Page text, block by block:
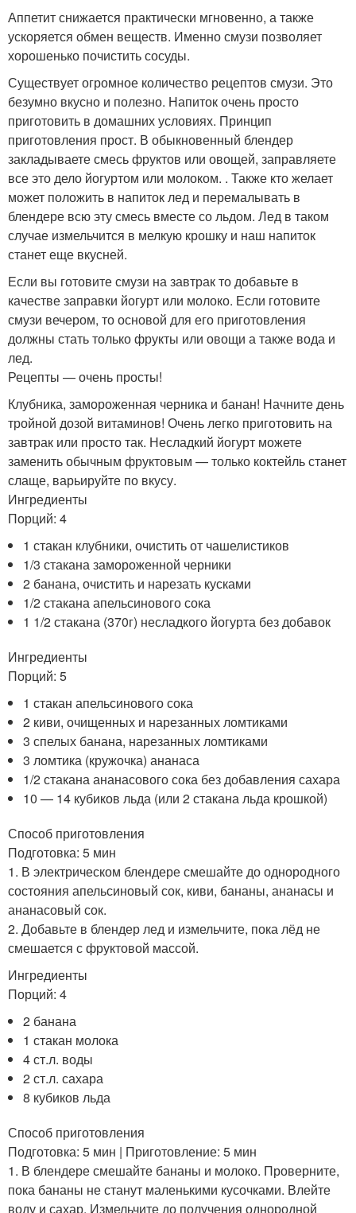
Аппетит снижается практически мгновенно, а также
ускоряется обмен веществ. Именно смузи позволяет
хорошенько почистить сосуды.
Существует огромное количество рецептов смузи. Это
безумно вкусно и полезно. Напиток очень просто
приготовить в домашних условиях. Принцип
приготовления прост. В обыкновенный блендер
закладываете смесь фруктов или овощей, заправляете
все это дело йогуртом или молоком. . Также кто желает
может положить в напиток лед и перемалывать в
блендере всю эту смесь вместе со льдом. Лед в таком
случае измельчится в мелкую крошку и наш напиток
станет еще вкусней.
Если вы готовите смузи на завтрак то добавьте в
качестве заправки йогурт или молоко. Если готовите
смузи вечером, то основой для его приготовления
должны стать только фрукты или овощи а также вода и
лед.
Рецепты — очень просты!
Клубника, замороженная черника и банан! Начните день
тройной дозой витаминов! Очень легко приготовить на
завтрак или просто так. Несладкий йогурт можете
заменить обычным фруктовым — только коктейль станет
слаще, варьируйте по вкусу.
Ингредиенты
Порций: 4
1 стакан клубники, очистить от чашелистиков
1/3 стакана замороженной черники
2 банана, очистить и нарезать кусками
1/2 стакана апельсинового сока
1 1/2 стакана (370г) несладкого йогурта без добавок
Ингредиенты
Порций: 5
1 стакан апельсинового сока
2 киви, очищенных и нарезанных ломтиками
3 спелых банана, нарезанных ломтиками
3 ломтика (кружочка) ананаса
1/2 стакана ананасового сока без добавления сахара
10 — 14 кубиков льда (или 2 стакана льда крошкой)
Способ приготовления
Подготовка: 5 мин
1. В электрическом блендере смешайте до однородного
состояния апельсиновый сок, киви, бананы, ананасы и
ананасовый сок.
2. Добавьте в блендер лед и измельчите, пока лёд не
смешается с фруктовой массой.
Ингредиенты
Порций: 4
2 банана
1 стакан молока
4 ст.л. воды
2 ст.л. сахара
8 кубиков льда
Способ приготовления
Подготовка: 5 мин | Приготовление: 5 мин
1. В блендере смешайте бананы и молоко. Проверните,
пока бананы не станут маленькими кусочками. Влейте
воду и сахар. Измельчите до получения однородной